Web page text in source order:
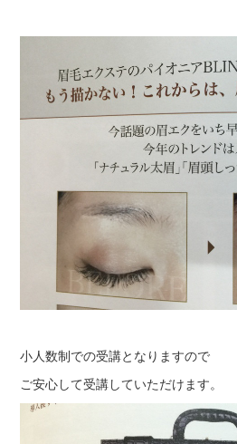
小人数制での受講となりますので
ご安心して受講していただけます。